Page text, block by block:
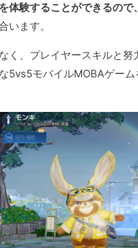
体験することができるので
います。
く、プレイヤースキルと努
5vs5モバイルMOBAゲー